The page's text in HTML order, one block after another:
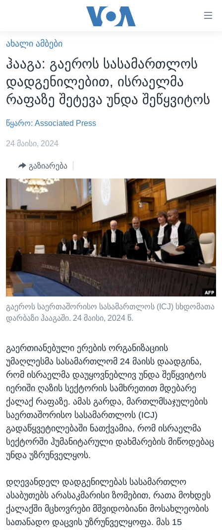
ხელმისაწვდომობისთვის
გადადით
მთავარზე
გადადით
მთავარ
ნავიგაციაზე
გადადით
ძიებაზე
ᲐᲮᲐᲚᲘ ᲐᲛᲑᲔᲑᲘ
ᲡᲐᲥᲐᲠᲗᲕᲔᲚᲝ
ᲐᲨᲨ
ᲐᲨᲨ-ᲘᲡ ᲐᲠᲩᲔᲕᲜᲔᲑᲘ 2024
ᲛᲡᲝᲤᲚᲘᲝ
ᲕᲘᲓᲔᲝᲔᲑᲘ
ᲒᲐᲓᲐᲪᲔᲛᲔᲑᲘ
ᲕᲐᲨᲘᲜᲒᲢᲝᲜᲘ ᲓᲦᲔᲡ
ᲮᲔᲓᲕᲐ ᲕᲐᲨᲘᲜᲒᲢᲝᲜᲘᲓᲐᲜ
ᲡᲢᲣᲓᲘᲐ ᲕᲐᲨᲘᲜᲒᲢᲝᲜᲘ
ᲡᲮᲕᲐ ᲡᲘᲐᲮᲚᲔᲔᲑᲘ
ᲞᲝᲚᲘᲢᲘᲙᲐ
ᲔᲙᲝᲜᲝᲛᲘᲙᲐ
ᲯᲐᲜᲛᲠᲗᲔᲚᲝᲑᲐ
ᲛᲔᲪᲜᲘᲔᲠᲔᲑᲐ
ᲘᲜᲢᲔᲠᲕᲘᲣ
ᲙᲣᲚᲢᲣᲠᲐ
ᲒᲐᲚᲘᲚᲔᲝ
ᲠᲣᲡᲔᲗᲘᲡ ᲨᲔᲭᲠᲐ ᲣᲙᲠᲐᲘᲜᲐᲨᲘ
Learning English
ᲗᲕᲐᲚᲘ ᲒᲕᲐᲓᲔᲕᲜᲔᲗ
ენები
ᲐᲮᲐᲚᲘ ᲐᲛᲑᲔᲑᲘ
ჰააგა: გაეროს სასამართლოს
დადგენილებით, ისრაელმა
რაფაზე შეტევა უნდა შეწყვიტოს
წყარო: Associated Press
24 მაისი, 2024
გაზიარება
გაეროს საერთაშორისო სასამართლოს (ICJ) სხდომათა
დარბაზი ჰააგაში. 24 მაისი, 2024 წ.
გაერთიანებული ერების ორგანიზაციის
უმაღლესმა სასამართლომ 24 მაისს დაადგინა,
რომ ისრაელმა დაუყოვნებლივ უნდა შეწყვიტოს
იერიში ღაზის სექტორის სამხრეთით მდებარე
ქალაქ რაფაზე. ამას გარდა, მართლმსაჯულების
საერთაშორისო სასამართლოს (ICJ)
გადაწყვეტილებაში ნათქვამია, რომ ისრაელმა
სექტორში ჰუმანიტარული დახმარების მიწოდებაც
უნდა უზრუნველყოს.
დღევანდელ დადგენილებას სასამართლო
ასაბუთებს არასაკმარისი ზომებით, რათა მოხდეს
ქალაქში მცხოვრები მშვიდობიანი მოსახლეობის
სათანადო დაცვის უზრუნველყოფა. მას 15